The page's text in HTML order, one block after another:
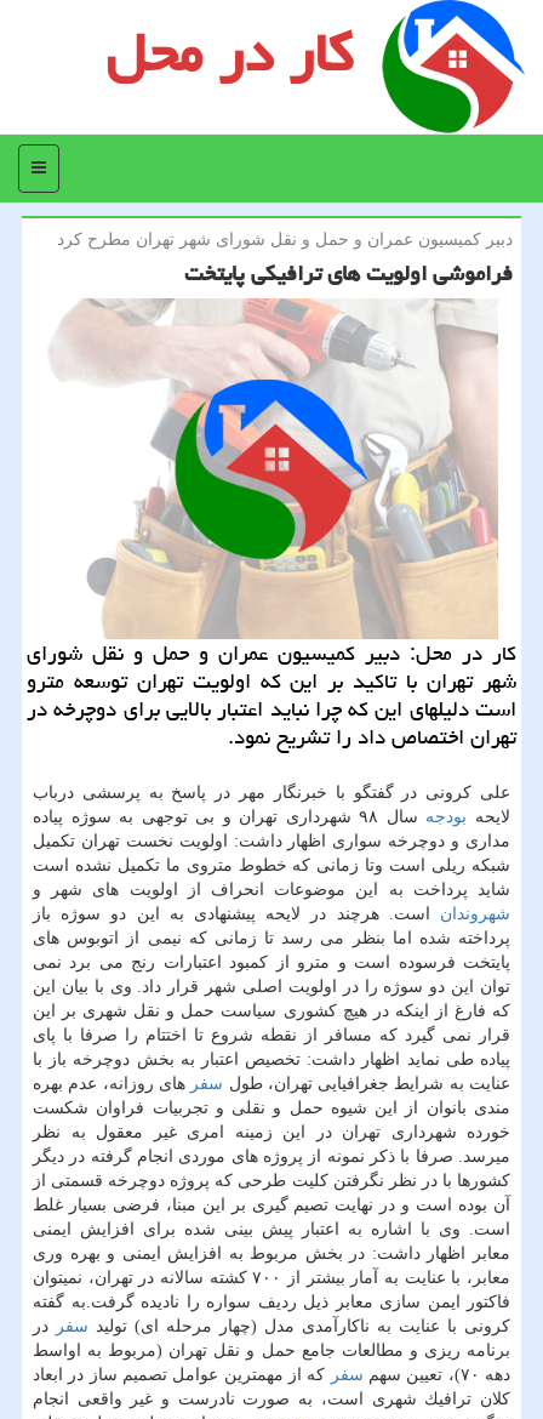
کار در محل
منو
دبیر كمیسیون عمران و حمل و نقل شورای شهر تهران مطرح كرد
فراموشی اولویت های ترافیكی پایتخت
كار در محل: دبیر كمیسیون عمران و حمل و نقل شورای
شهر تهران با تاكید بر این كه اولویت تهران توسعه مترو
است دلیلهای این كه چرا نباید اعتبار بالایی برای دوچرخه در
تهران اختصاص داد را تشریح نمود.
علی كرونی در گفتگو با خبرنگار مهر در پاسخ به پرسشی درباب
لایحه بودجه
سال ۹۸ شهرداری تهران و بی توجهی به سوژه پیاده
مداری و دوچرخه سواری اظهار داشت: اولویت نخست تهران تكمیل
شبكه ریلی است وتا زمانی كه خطوط متروی ما تكمیل نشده است
شاید پرداخت به این موضوعات انحراف از اولویت های شهر و
شهروندان است. هرچند در لایحه پیشنهادی به این دو سوژه باز
پرداخته شده اما بنظر می رسد تا زمانی كه نیمی از اتوبوس های
پایتخت فرسوده است و مترو از كمبود اعتبارات رنج می برد نمی
توان این دو سوژه را در اولویت اصلی شهر قرار داد. وی با بیان این
كه فارغ از اینكه در هیچ كشوری سیاست حمل و نقل شهری بر این
قرار نمی گیرد كه مسافر از نقطه شروع تا اختتام را صرفا با پای
پیاده طی نماید اظهار داشت: تخصیص اعتبار به بخش دوچرخه باز با
عنایت به شرایط جغرافیایی تهران، طول سفر های روزانه، عدم بهره
مندی بانوان از این شیوه حمل و نقلی و تجربیات فراوان شكست
خورده شهرداری تهران در این زمینه امری غیر معقول به نظر
میرسد. صرفا با ذكر نمونه از پروژه های موردی انجام گرفته در دیگر
كشورها با در نظر نگرفتن كلیت طرحی كه پروژه دوچرخه قسمتی از
آن بوده است و در نهایت تصیم گیری بر این مبنا، فرضی بسیار غلط
است. وی با اشاره به اعتبار پیش بینی شده برای افزایش ایمنی
معابر اظهار داشت: در بخش مربوط به افزایش ایمنی و بهره وری
معابر، با عنایت به آمار بیشتر از ۷۰۰ كشته سالانه در تهران، نمیتوان
فاكتور ایمن سازی معابر ذیل ردیف سواره را نادیده گرفت.به گفته
كرونی با عنایت به ناكارآمدی مدل (چهار مرحله ای) تولید سفر
در
برنامه ریزی و مطالعات جامع حمل و نقل تهران (مربوط به اواسط
دهه ۷۰)، تعیین سهم
سفر كه از مهمترین عوامل تصمیم ساز در ابعاد
كلان ترافیك شهری است، به صورت نادرست و غیر واقعی انجام